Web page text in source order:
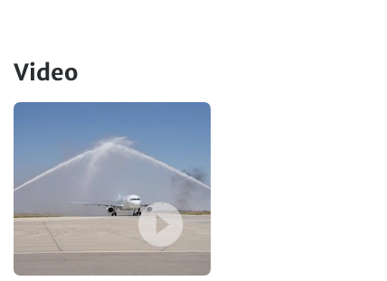
Video